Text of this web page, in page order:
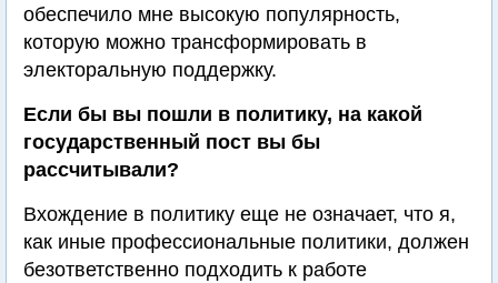
обеспечило мне высокую популярность,
которую можно трансформировать в
электоральную поддержку.
Если бы вы пошли в политику, на какой
государственный пост вы бы
рассчитывали?
Вхождение в политику еще не означает, что я,
как иные профессиональные политики, должен
безответственно подходить к работе